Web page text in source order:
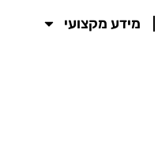
מידע מקצועי